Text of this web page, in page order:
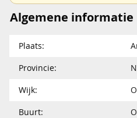
Algemene informatie
Plaats:
Provincie:
Wijk:
Buurt: